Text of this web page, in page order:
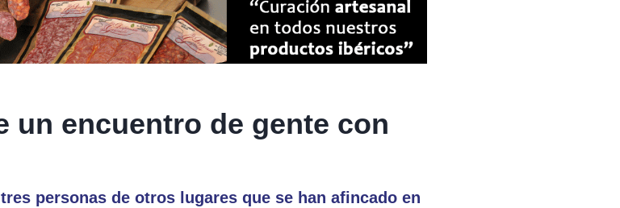
un encuentro de gente con
personas de otros lugares que se han afincado en